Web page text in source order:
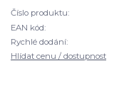
Číslo produktu:
EAN kód:
Rychlé dodání:
Hlídat cenu / dostupnost